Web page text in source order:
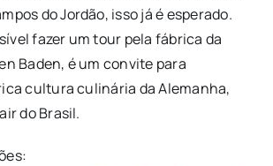
do Jordão, isso já é esperado.
fazer um tour pela fábrica da
Baden, é um convite para
cultura culinária da Alemanha,
do Brasil.